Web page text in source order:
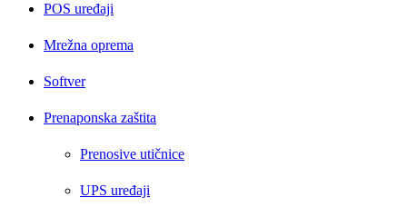
POS uređaji
Mrežna oprema
Softver
Prenaponska zaštita
Prenosive utičnice
UPS uređaji